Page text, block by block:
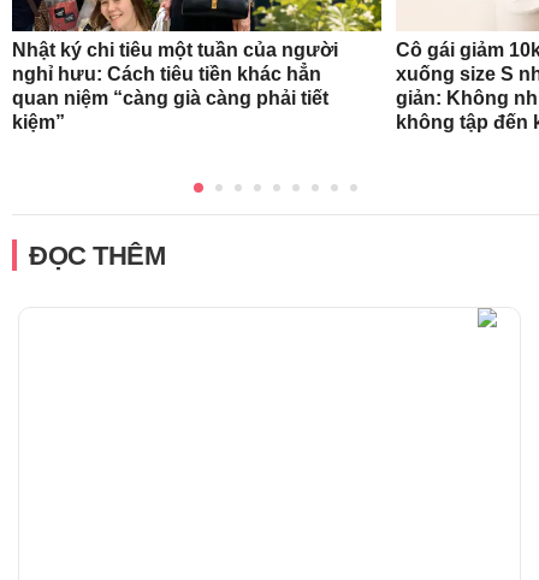
Nhật ký chi tiêu một tuần của người
nghỉ hưu: Cách tiêu tiền khác hẳn
quan niệm “càng già càng phải tiết
kiệm”
Cô gái giảm
xuống size S
giản: Không
không tập đến
ĐỌC THÊM